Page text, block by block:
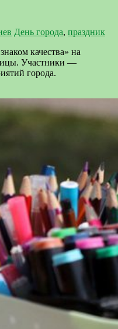
День города, праздник
качества» на
Участники —
города.